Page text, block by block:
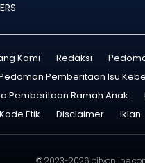
Kami Redaksi
Pemberitaan Isu
Pemberitaan Ramah Anak
Kode Etik
Disclaimer Iklan